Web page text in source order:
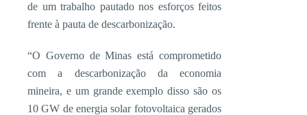
de um trabalho pautado nos esforços feitos
frente à pauta de descarbonização.
“O Governo de Minas está comprometido
com a descarbonização da economia
mineira, e um grande exemplo disso são os
10 GW de energia solar fotovoltaica gerados